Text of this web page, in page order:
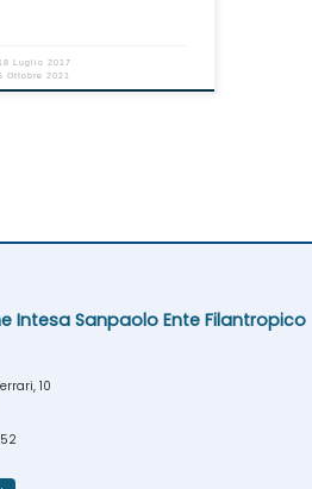
18 Luglio 2017
Ottobre 2021
Intesa Sanpaolo Ente Filantropico
10